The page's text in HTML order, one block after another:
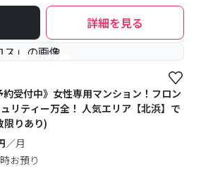
詳細を見る
中 #空室待ち
約受付中》女性専用マンション！フロン
リティー万全！ 人気エリア【北浜】で
りあり)
／月
お預り